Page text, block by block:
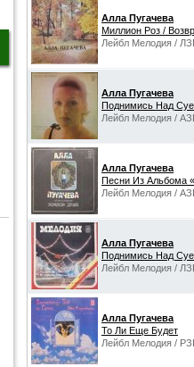
Алла Пугачева
Миллион Роз /
Лейбл Мелодия /
Алла Пугачева
Поднимись Над
Лейбл Мелодия /
Алла Пугачева
Песни Из Альбома
Лейбл Мелодия /
Алла Пугачева
Поднимись Над
Лейбл Мелодия /
Алла Пугачева
То Ли Еще Будет
Лейбл Мелодия /